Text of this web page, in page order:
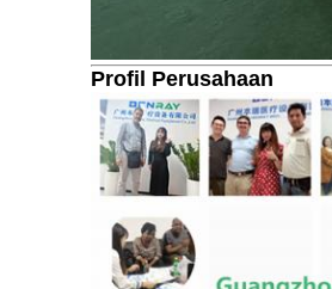
Profil Perusahaan